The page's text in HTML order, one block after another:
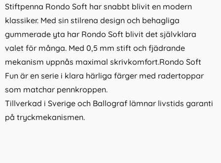
Stiftpenna Rondo Soft har snabbt blivit en modern
klassiker. Med sin stilrena design och behagliga
gummerade yta har Rondo Soft blivit det självklara
valet för många. Med 0,5 mm stift och fjädrande
mekanism uppnås maximal skrivkomfort.Rondo Soft
Fun är en serie i klara härliga färger med radertoppar
som matchar pennkroppen.
Tillverkad i Sverige och Ballograf lämnar livstids garanti
på tryckmekanismen.